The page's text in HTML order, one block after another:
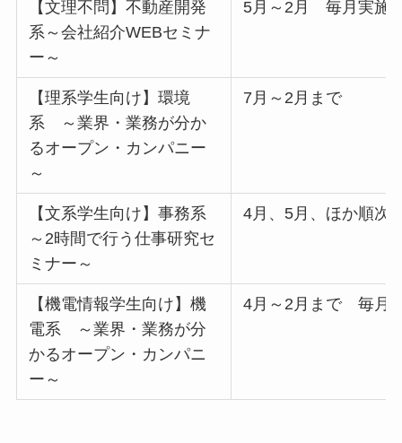
【文理不問】不動産開発
系～会社紹介WEBセミナ
ー～
5月～2月 毎月実施
【理系学生向け】環境
系 ～業界・業務が分か
るオープン・カンパニー
～
7月～2月まで
【文系学生向け】事務系
～2時間で行う仕事研究セ
ミナー～
4月、5月、ほか順次
【機電情報学生向け】機
電系 ～業界・業務が分
かるオープン・カンパニ
ー～
4月～2月まで 毎月